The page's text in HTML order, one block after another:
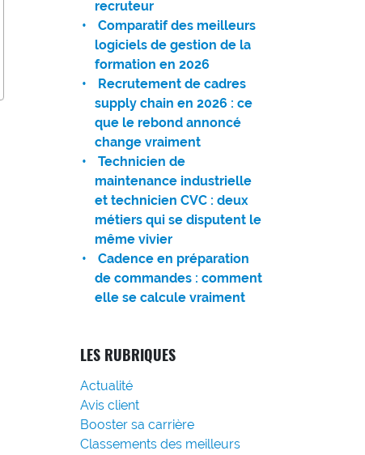
recruteur
Comparatif des meilleurs
logiciels de gestion de la
formation en 2026
Recrutement de cadres
supply chain en 2026 : ce
que le rebond annoncé
change vraiment
Technicien de
maintenance industrielle
et technicien CVC : deux
métiers qui se disputent le
même vivier
Cadence en préparation
de commandes : comment
elle se calcule vraiment
LES RUBRIQUES
Actualité
Avis client
Booster sa carrière
Classements des meilleurs